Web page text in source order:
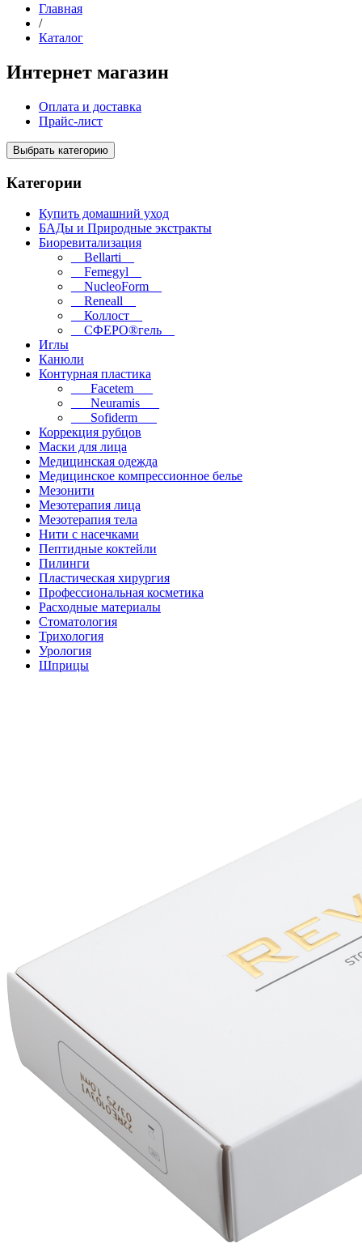
Главная
/
Каталог
Интернет магазин
Оплата и доставка
Прайс-лист
Выбрать категорию
Категории
Купить домашний уход
БАДы и Природные экстракты
Биоревитализация
__Bellarti__
__Femegyl__
__NucleoForm__
__Reneall__
__Коллост__
__СФЕРО®гель__
Иглы
Канюли
Контурная пластика
___Facetem___
___Neuramis___
___Sofiderm___
Коррекция рубцов
Маски для лица
Медицинская одежда
Медицинское компрессионное белье
Мезонити
Мезотерапия лица
Мезотерапия тела
Нити с насечками
Пептидные коктейли
Пилинги
Пластическая хирургия
Профессиональная косметика
Расходные материалы
Стоматология
Трихология
Урология
Шприцы